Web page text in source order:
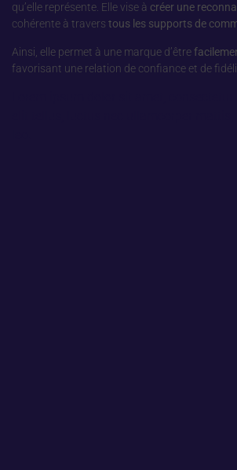
qu’elle représente. Elle vise à créer une
cohérente à travers tous les supports de
Ainsi, elle permet à une marque d’être
favorisant une relation de confiance et de